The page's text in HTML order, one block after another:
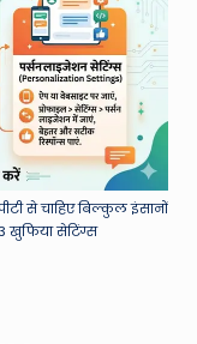
से चाहिए बिल्कुल इंसानों
खुफिया सेटिंग्स